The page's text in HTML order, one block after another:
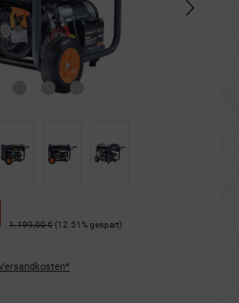
1.199,00 € (12.51% gespart)